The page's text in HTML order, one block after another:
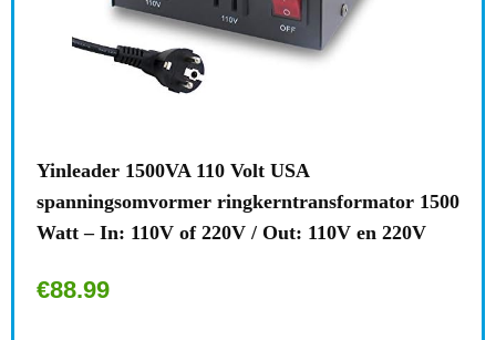
Yinleader 1500VA 110 Volt USA
spanningsomvormer ringkerntransformator 1500
Watt – In: 110V of 220V / Out: 110V en 220V
€88.99